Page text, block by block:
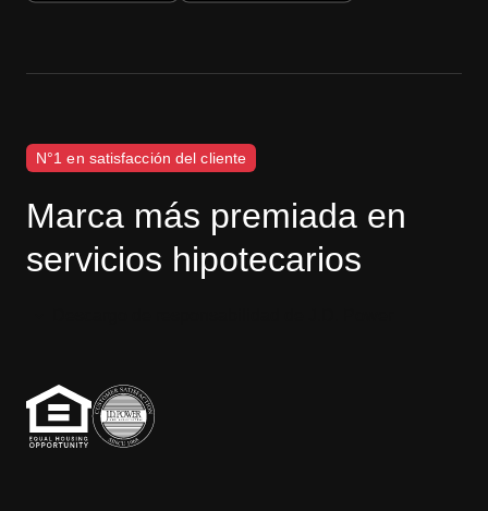
N°1 en satisfacción del cliente
Marca más premiada en
servicios hipotecarios